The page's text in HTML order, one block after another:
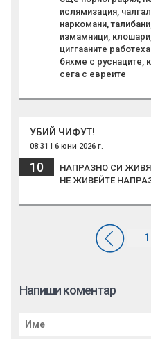
ислямизация,
наркомани,
измамници,
циггааните
бяхме с руснаците,
сега с евреите
УБИЙ ЧИФУТ!
08:31 | 6 юни 2026 г.
10
НАПРАЗНО СИ
НЕ ЖИВЕЙТЕ
Напиши коментар